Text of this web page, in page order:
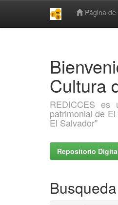
Página de
Cultura
REDICCES es
patrimonial de
El Salvador"
Repositorio
Busqueda